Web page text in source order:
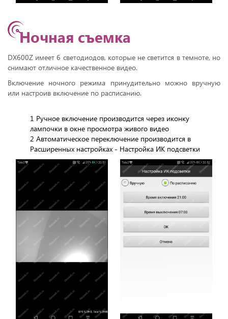
Ночная съемка
DX600Z имеет 6 светодиодов, которые не светится в темноте, но
снимают отличное качественное видео.
Включение ночного режима принудительно можно вручную
или настроив включение по расписанию.
1 Ручное включение производится через иконку
лампочки в окне просмотра живого видео
2 Автоматическое переключение производится в
Расширенных настройках - Настройка ИК подсветки